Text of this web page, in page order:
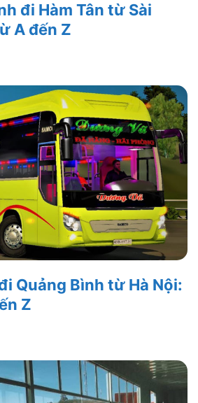
đi Hàm Tân từ Sài
A đến Z
Quảng Bình từ Hà Nội:
Z